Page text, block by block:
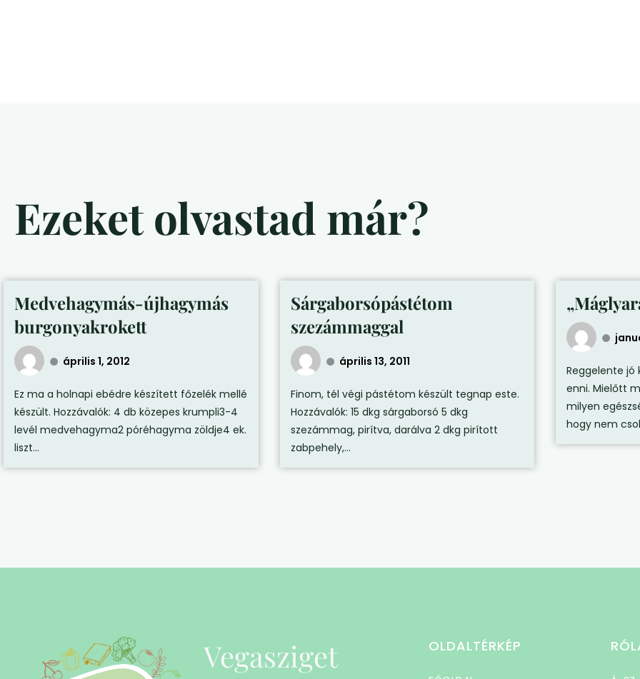
Ezeket olvastad már?
Medvehagymás-újhagymás
burgonyakrokett
április 1, 2012
Ez ma a holnapi ebédre készített főzelék mellé
készült. Hozzávalók: 4 db közepes krumpli3-4
levél medvehagyma2 póréhagyma zöldje4 ek.
liszt...
Sárgaborsópástétom
szezámmaggal
április 13, 2011
Finom, tél végi pástétom készült tegnap este.
Hozzávalók: 15 dkg sárgaborsó 5 dkg
szezámmag, pirítva, darálva 2 dkg pirított
zabpehely,...
Reggelente jó
enni. Mielőtt
milyen
hogy nem
Vegasziget OLDALTÉRKÉP